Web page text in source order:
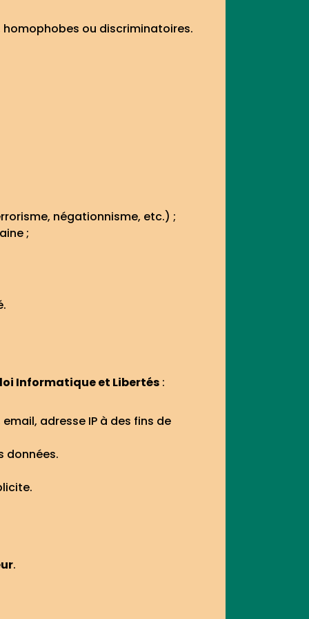
ou discriminatoires.
négationnisme, etc.) ;
;
loi Informatique et Libertés :
adresse IP à des fins de
données.
.